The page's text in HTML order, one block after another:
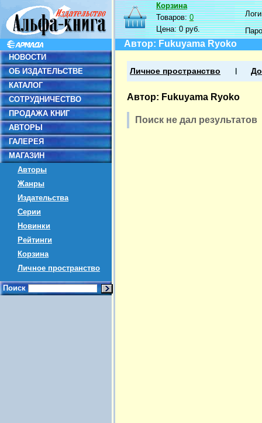
НОВОСТИ
ОБ ИЗДАТЕЛЬСТВЕ
КАТАЛОГ
СОТРУДНИЧЕСТВО
ПРОДАЖА КНИГ
АВТОРЫ
ГАЛЕРЕЯ
МАГАЗИН
Авторы
Жанры
Издательства
Серии
Новинки
Рейтинги
Корзина
Личное пространство
Поиск
Корзина
Товаров:0
Цена:0 руб.
Автор: Fukuyama Ryoko
Личное пространство
Автор: Fukuyama Ryoko
Поиск не дал результатов